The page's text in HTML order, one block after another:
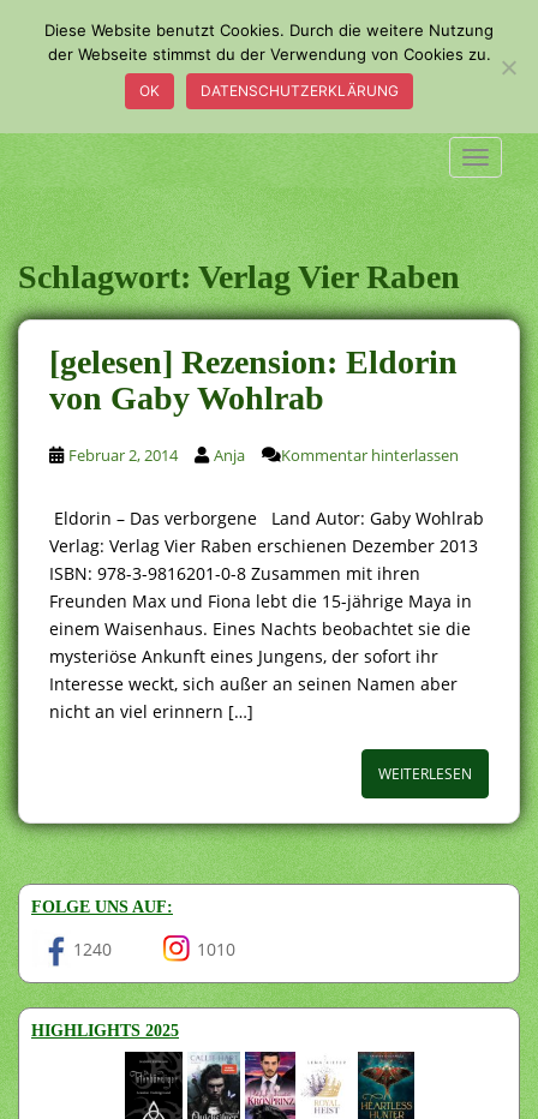
m
a
i
n
c
o
n
t
e
n
t
Schlagwort:Verlag Vier Raben
[gelesen] Rezension: Eldorin
von Gaby Wohlrab
Februar 2, 2014 Anja Kommentar hinterlassen
Eldorin – Das verborgene Land Autor: Gaby Wohlrab
Verlag: Verlag Vier Raben erschienen Dezember 2013
ISBN: 978-3-9816201-0-8 Zusammen mit ihren
Freunden Max und Fiona lebt die 15-jährige Maya in
einem Waisenhaus. Eines Nachts beobachtet sie die
mysteriöse Ankunft eines Jungens, der sofort ihr
Interesse weckt, sich außer an seinen Namen aber
nicht an viel erinnern […]
WEITERLESEN
FOLGE UNS AUF:
1240 1010
HIGHLIGHTS 2025
Diese Website benutzt Cookies. Durch die weitere Nutzung
der Webseite stimmst du der Verwendung von Cookies zu.
OK DATENSCHUTZERKLÄRUNG